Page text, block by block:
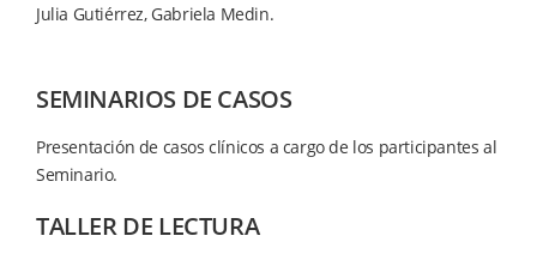
Julia Gutiérrez, Gabriela Medin.
SEMINARIOS DE CASOS
Presentación de casos clínicos a cargo de los participantes al
Seminario.
TALLER DE LECTURA